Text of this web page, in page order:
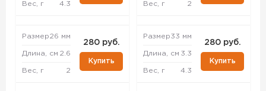
Вес, г 4.3
Размер26 мм
Длина, см 2.6
Вес, г 2
280 руб.
Купить
Вес, г 2
Размер33 мм
Длина, см 3.3
Вес, г 4.3
280 руб.
Купить